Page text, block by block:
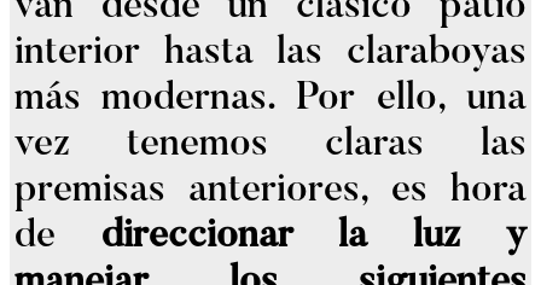
interior hasta las claraboyas
más modernas. Por ello, una
vez tenemos claras las
premisas anteriores, es hora
de direccionar la luz y